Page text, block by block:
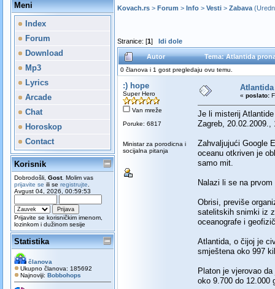
Meni
Index
Forum
Download
Mp3
Lyrics
Arcade
Chat
Horoskop
Contact
Korisnik
Dobrodošli, Gost. Molim vas
prijavite se ili se registrujte
Avgust 04, 2026, 00:59:53
Prijavite se korisničkim imenom,
lozinkom i dužinom sesije
Statistika
članova
Ukupno članova: 185692
Najnoviji: Bobbohops
Kovach.rs> Forum > Info> Vesti> Zabava
Stranice: [1] Idi dole
Autor Tema: Atlantida
0 članova i 1 gost pregledaju ovu temu.
:) hope
Super Hero
Van mreže
Poruke: 6817
Ministar za porodicna i
socijalna pitanja
« poslato:
Je li misterij
Zagreb, 20.02.2009.,
Zahvaljujući Google
oceanu otkriven je
samo mit.
Nalazi li se na
Obrisi, previše
satelitskih snimki iz
oceanografe i
Atlantida, o čijoj je
smještena oko 997
Platon je vjerovao
oko 9.700 do 12.000